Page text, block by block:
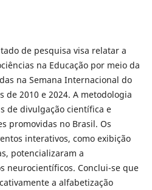
de pesquisa visa relatar a
na Educação por meio da
na Semana Internacional do
de 2010 e 2024. A metodologia
de divulgação científica e
promovidas no Brasil. Os
interativos, como exibição
potencializaram a
neurocientíficos. Conclui-se que
a alfabetização